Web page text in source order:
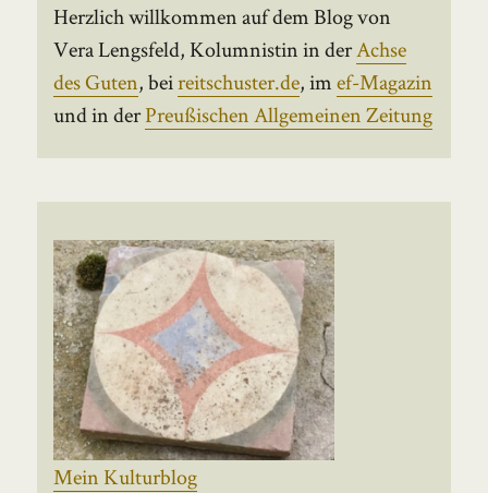
Herzlich willkommen auf dem Blog von
Vera Lengsfeld, Kolumnistin in derAchse
des Guten, beireitschuster.de, imef-Magazin
und in derPreußischen Allgemeinen Zeitung
Mein Kulturblog